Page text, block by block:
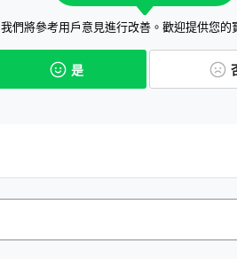
我們將參考用戶意見進行改善。歡迎提供您的
是